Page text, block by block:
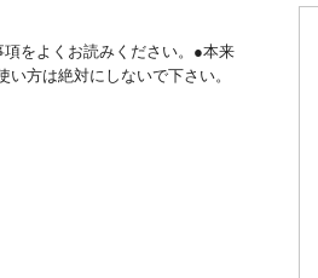
をよくお読みください。●本来
い方は絶対にしないで下さい。